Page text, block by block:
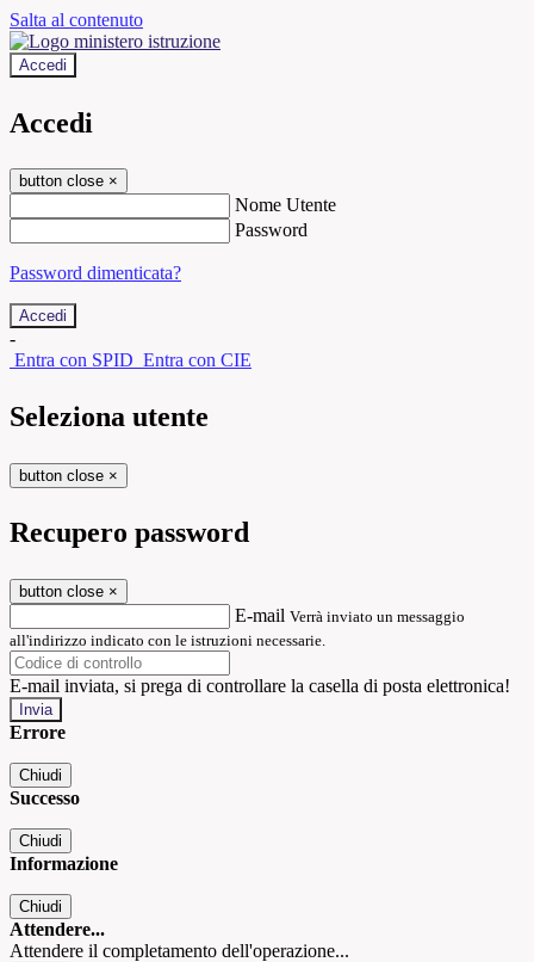
Salta al contenuto
Accedi
Accedi
button close ×
Nome Utente
Password
Password dimenticata?
-
Entra con SPID Entra con CIE
Seleziona utente
button close ×
Recupero password
button close ×
E-mail Verrà inviato un messaggio
all'indirizzo indicato con le istruzioni necessarie.
E-mail inviata, si prega di controllare la casella di posta elettronica!
Errore
Chiudi
Successo
Chiudi
Informazione
Chiudi
Attendere...
Attendere il completamento dell'operazione...